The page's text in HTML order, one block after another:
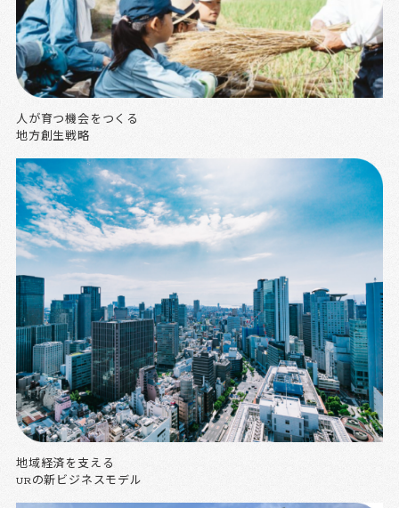
人が育つ機会をつくる
地方創生戦略
地域経済を支える
URの新ビジネスモデル